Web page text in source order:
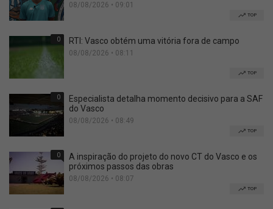
08/08/2026 • 09:01
TOP
0 RTI: Vasco obtém uma vitória fora de campo
08/08/2026 • 08:11
TOP
0
Especialista detalha momento decisivo para a SAF
do Vasco
08/08/2026 • 08:49
TOP
0
A inspiração do projeto do novo CT do Vasco e os
próximos passos das obras
08/08/2026 • 08:07
TOP